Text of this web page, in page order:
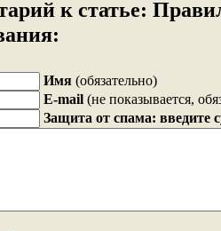
к статье:
Имя (обязательно)
E-mail (не показывается,
Защита от спама: введите